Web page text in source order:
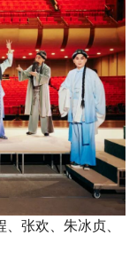
张欢、朱冰贞、